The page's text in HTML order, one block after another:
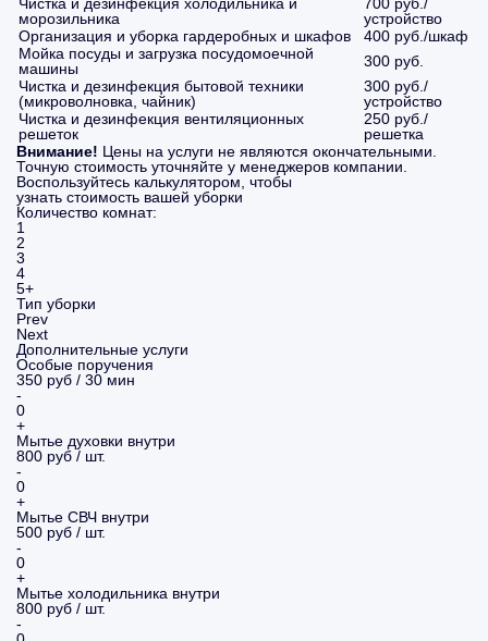
морозильника
устройство
Организация и уборка гардеробных и шкафов
400 руб./шкаф
Мойка посуды и загрузка посудомоечной
машины
300 руб.
Чистка и дезинфекция бытовой техники
(микроволновка, чайник)
300 руб./
устройство
Чистка и дезинфекция вентиляционных
решеток
250 руб./
решетка
Внимание! Цены на услуги не являются окончательными.
Точную стоимость уточняйте у менеджеров компании.
Воспользуйтесь калькулятором, чтобы
узнать стоимость вашей уборки
Количество комнат:
1
2
3
4
5+
Тип уборки
Prev
Next
Дополнительные услуги
Особые поручения
350 руб / 30 мин
-
0
+
Мытье духовки внутри
800 руб / шт.
-
0
+
Мытье СВЧ внутри
500 руб / шт.
-
0
+
Мытье холодильника внутри
800 руб / шт.
-